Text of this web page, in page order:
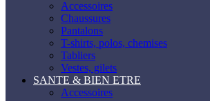
Accessoires
Chaussures
Pantalons
T-shirts, polos, chemises
Tabliers
Vestes, gilets
SANTE & BIEN ETRE
Accessoires